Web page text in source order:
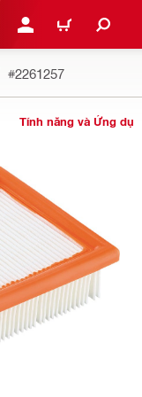
ĐĂNG NHẬP HOẶC
GIỎ HÀNG
#2261257
Tính năng và Ứng